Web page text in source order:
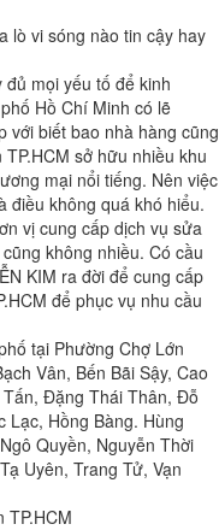
lò vi sóng nào tin cậy hay
đủ mọi yếu tố để kinh
Hồ Chí Minh có lẽ
với biết bao nhà hàng cũng
sở hữu nhiều khu
mại nổi tiếng. Nên việc
điều không quá khó hiểu.
vị cung cấp dịch vụ sửa
không nhiều. Có cầu
KIM ra đời để cung cấp
để phục vụ nhu cầu
tại Phường Chợ Lớn
Vân, Bến Bãi Sậy, Cao
Đặng Thái Thân, Đỗ
Lạc, Hồng Bàng. Hùng
Quyền, Nguyễn Thời
Uyên, Trang Tử, Vạn
TP.HCM